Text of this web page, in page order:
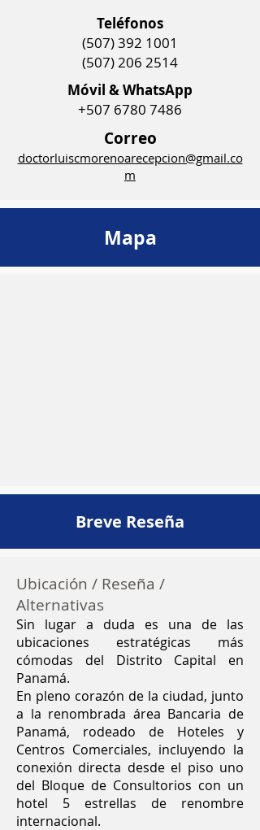
Teléfonos
(507) 392 1001
(507) 206 2514
Móvil & WhatsApp
+507 6780 7486
Correo
doctorluiscmorenoarecepcion@gmail.co
m
Mapa
Breve Reseña
Ubicación / Reseña /
Alternativas
Sin lugar a duda es una de las
ubicaciones estratégicas más
cómodas del Distrito Capital en
Panamá.
En pleno corazón de la ciudad, junto
a la renombrada área Bancaria de
Panamá, rodeado de Hoteles y
Centros Comerciales, incluyendo la
conexión directa desde el piso uno
del Bloque de Consultorios con un
hotel 5 estrellas de renombre
internacional.